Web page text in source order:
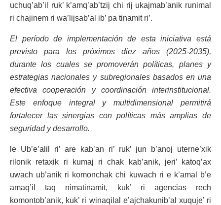
uchuq’ab’il ruk’ k’amq’ab’tzij chi rij ukajmab’anik runimal
ri chajinem ri wa’lijsab’al ib’ pa tinamit ri’.
El período de implementación de esta iniciativa está
previsto para los próximos diez años (2025-2035),
durante los cuales se promoverán políticas, planes y
estrategias nacionales y subregionales basados en una
efectiva cooperación y coordinación interinstitucional.
Este enfoque integral y multidimensional permitirá
fortalecer las sinergias con políticas más amplias de
seguridad y desarrollo.
le Ub’e’alil ri’ are kab’an ri’ ruk’ jun b’anoj uterne’xik
rilonik retaxik ri kumaj ri chak kab’anik, jeri’ katoq’ax
uwach ub’anik ri komonchak chi kuwach ri e k’amal b’e
amaq’il taq nimatinamit, kuk’ ri agencias rech
komontob’anik, kuk’ ri winaqilal e’ajchakunib’al xuquje’ ri